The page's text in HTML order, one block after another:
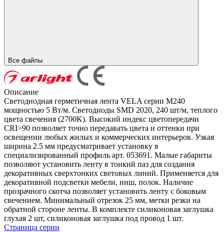
Все файлы
Описание
Светодиодная герметичная лента VELA серии M240
мощностью 5 Вт/м. Светодиоды SMD 2020, 240 шт/м, теплого
цвета свечения (2700K). Высокий индекс цветопередачи
CRI>90 позволяет точно передавать цвета и оттенки при
освещении любых жилых и коммерческих интерьеров. Узкая
ширина 2.5 мм предусматривает установку в
специализированный профиль арт. 053691. Малые габариты
позволяют установить ленту в тонкий паз для создания
декоративных сверхтонких световых линий. Применяется для
декоративной подсветки мебели, ниш, полок. Наличие
прозрачного скотча позволяет установить ленту с боковым
свечением. Минимальный отрезок 25 мм, метки резки на
обратной стороне ленты. В комплекте силиконовая заглушка
глухая 2 шт, силиконовая заглушка под провод 1 шт.
Страница серии